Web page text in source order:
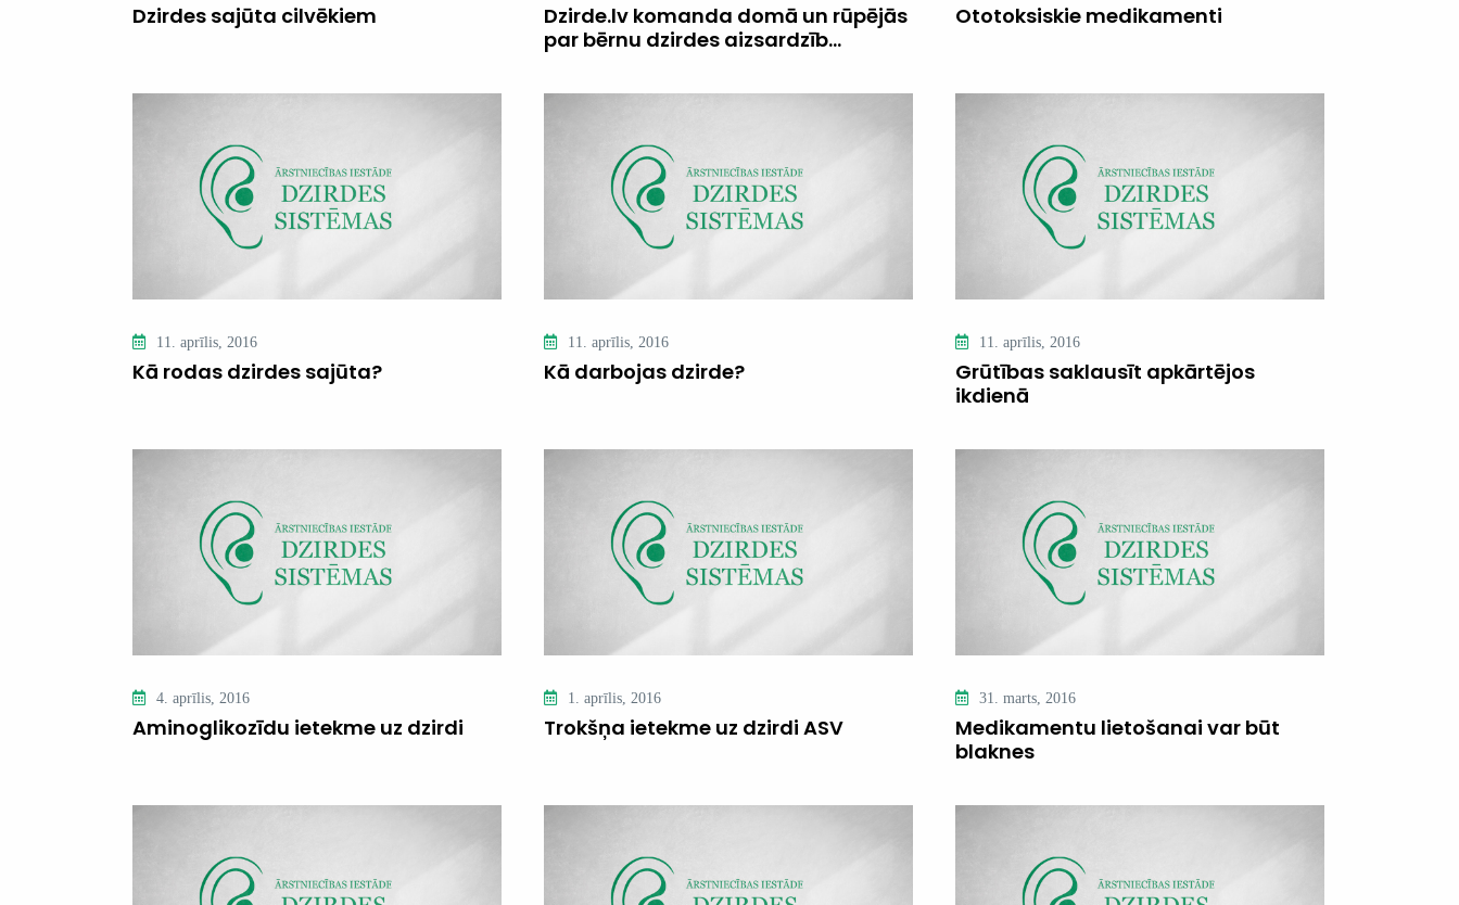
Dzirdes sajūta cilvēkiem
Dzirde.lv komanda domā un rūpējās
par bērnu dzirdes aizsardzīb...
Ototoksiskie medikamenti
11. aprīlis, 2016
Kā rodas dzirdes sajūta?
11. aprīlis, 2016
Kā darbojas dzirde?
11. aprīlis, 2016
Grūtības saklausīt apkārtējos
ikdienā
4. aprīlis, 2016
Aminoglikozīdu ietekme uz dzirdi
1. aprīlis, 2016
Trokšņa ietekme uz dzirdi ASV
31. marts, 2016
Medikamentu lietošanai var būt
blaknes